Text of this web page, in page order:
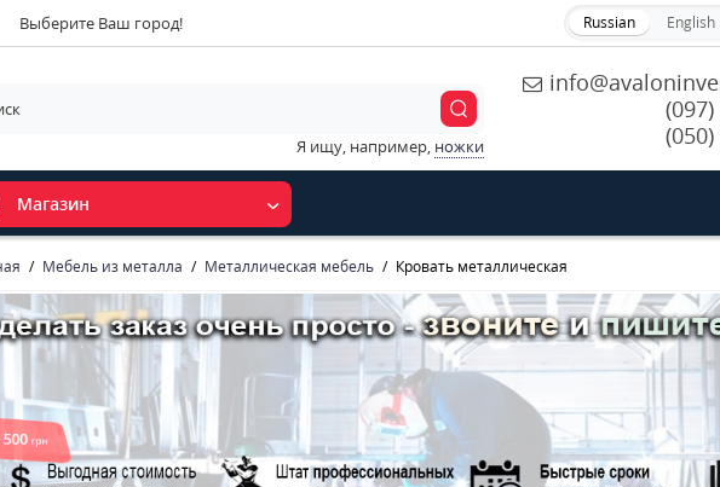
Выберите Ваш город! Russian English
Я ищу, например, ножки
Магазин
Мебель из металла Металлическая мебель Кровать металлическая